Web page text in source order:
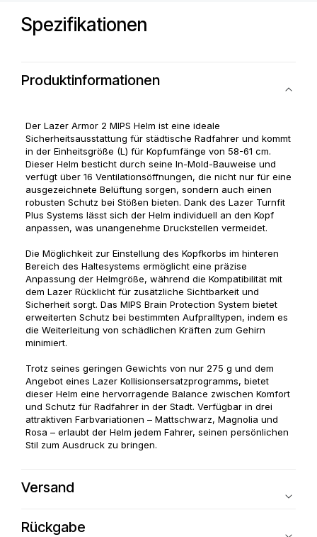
Spezifikationen
Produktinformationen
Der Lazer Armor 2 MIPS Helm ist eine ideale
Sicherheitsausstattung für städtische Radfahrer und kommt
in der Einheitsgröße (L) für Kopfumfänge von 58-61 cm.
Dieser Helm besticht durch seine In-Mold-Bauweise und
verfügt über 16 Ventilationsöffnungen, die nicht nur für eine
ausgezeichnete Belüftung sorgen, sondern auch einen
robusten Schutz bei Stößen bieten. Dank des Lazer Turnfit
Plus Systems lässt sich der Helm individuell an den Kopf
anpassen, was unangenehme Druckstellen vermeidet.
Die Möglichkeit zur Einstellung des Kopfkorbs im hinteren
Bereich des Haltesystems ermöglicht eine präzise
Anpassung der Helmgröße, während die Kompatibilität mit
dem Lazer Rücklicht für zusätzliche Sichtbarkeit und
Sicherheit sorgt. Das MIPS Brain Protection System bietet
erweiterten Schutz bei bestimmten Aufpralltypen, indem es
die Weiterleitung von schädlichen Kräften zum Gehirn
minimiert.
Trotz seines geringen Gewichts von nur 275 g und dem
Angebot eines Lazer Kollisionsersatzprogramms, bietet
dieser Helm eine hervorragende Balance zwischen Komfort
und Schutz für Radfahrer in der Stadt. Verfügbar in drei
attraktiven Farbvariationen – Mattschwarz, Magnolia und
Rosa – erlaubt der Helm jedem Fahrer, seinen persönlichen
Stil zum Ausdruck zu bringen.
Versand
Rückgabe